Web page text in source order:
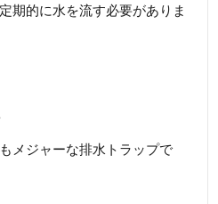
期的に水を流す必要がありま
メジャーな排水トラップで